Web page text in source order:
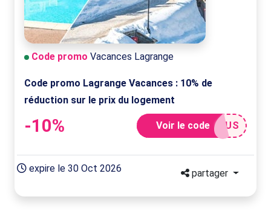
Code promo Vacances Lagrange
Code promo Lagrange Vacances : 10% de
réduction sur le prix du logement
-10% Voir le code NUS
expire le 30 Oct 2026 partager